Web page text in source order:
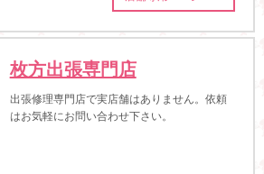
枚方出張専門店
出張修理専門店で実店舗はありません。依頼
はお気軽にお問い合わせ下さい。